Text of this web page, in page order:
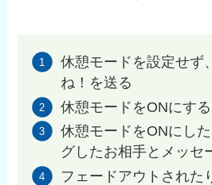
休憩モードを設定せず
ね！を送る
休憩モードをONにする
休憩モードをONにし
グしたお相手とメッセ
フェードアウトされた